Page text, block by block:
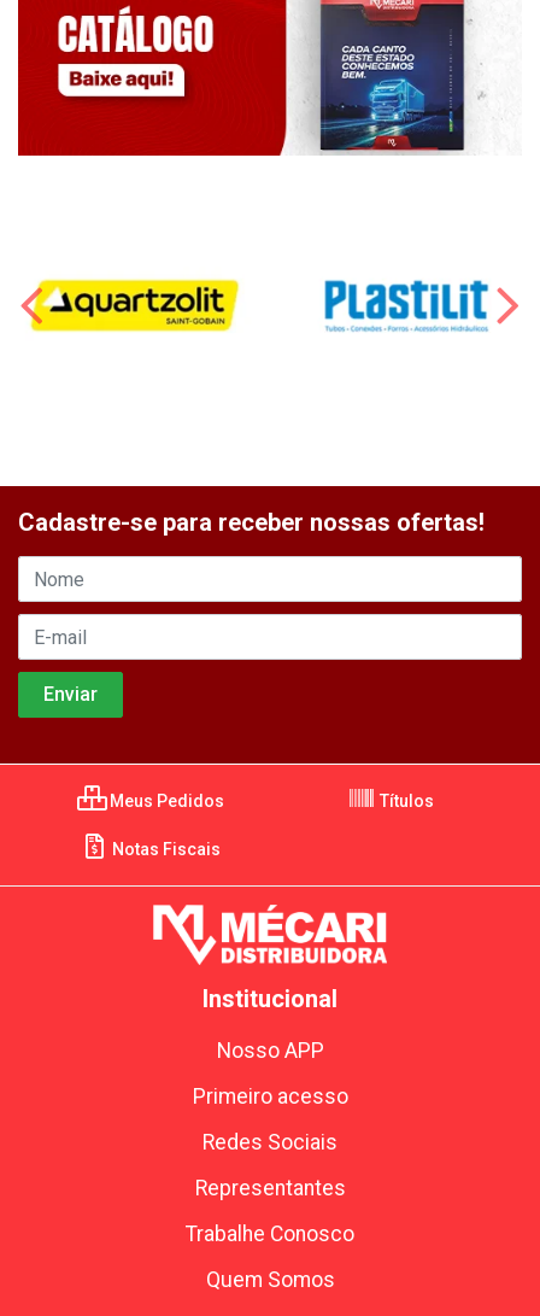
Cadastre-se para receber nossas ofertas!
Meus Pedidos Títulos
Notas Fiscais
Institucional
Nosso APP
Primeiro acesso
Redes Sociais
Representantes
Trabalhe Conosco
Quem Somos